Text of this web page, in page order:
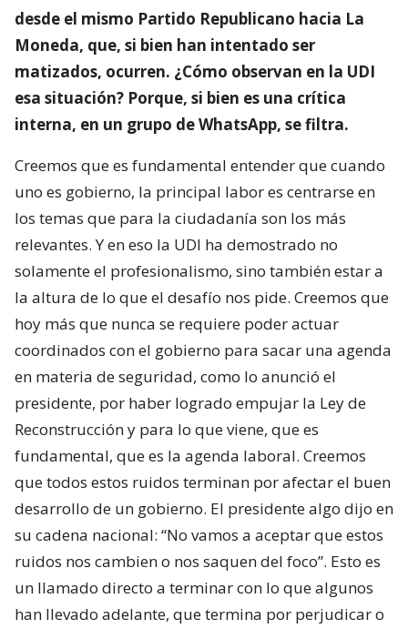
desde el mismo Partido Republicano hacia La
Moneda, que, si bien han intentado ser
matizados, ocurren. ¿Cómo observan en la UDI
esa situación? Porque, si bien es una crítica
interna, en un grupo de WhatsApp, se filtra.
Creemos que es fundamental entender que cuando
uno es gobierno, la principal labor es centrarse en
los temas que para la ciudadanía son los más
relevantes. Y en eso la UDI ha demostrado no
solamente el profesionalismo, sino también estar a
la altura de lo que el desafío nos pide. Creemos que
hoy más que nunca se requiere poder actuar
coordinados con el gobierno para sacar una agenda
en materia de seguridad, como lo anunció el
presidente, por haber logrado empujar la Ley de
Reconstrucción y para lo que viene, que es
fundamental, que es la agenda laboral. Creemos
que todos estos ruidos terminan por afectar el buen
desarrollo de un gobierno. El presidente algo dijo en
su cadena nacional: “No vamos a aceptar que estos
ruidos nos cambien o nos saquen del foco”. Esto es
un llamado directo a terminar con lo que algunos
han llevado adelante, que termina por perjudicar o